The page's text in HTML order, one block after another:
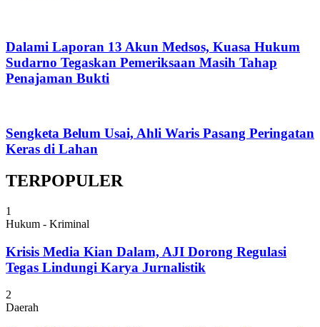
Dalami Laporan 13 Akun Medsos, Kuasa Hukum
Sudarno Tegaskan Pemeriksaan Masih Tahap
Penajaman Bukti
Sengketa Belum Usai, Ahli Waris Pasang Peringatan
Keras di Lahan
TERPOPULER
1
Hukum - Kriminal
Krisis Media Kian Dalam, AJI Dorong Regulasi
Tegas Lindungi Karya Jurnalistik
2
Daerah